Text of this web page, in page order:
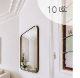
10